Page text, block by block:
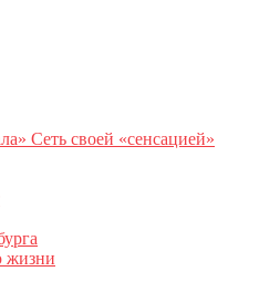
Сеть своей «сенсацией»
жизни